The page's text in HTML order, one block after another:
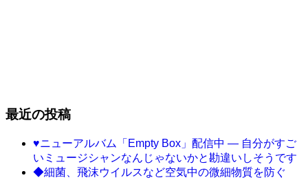
最近の投稿
♥ニューアルバム「Empty Box」配信中 ― 自分がすご
いミュージシャンなんじゃないかと勘違いしそうです
◆細菌、飛沫ウイルスなど空気中の微細物質を防ぐ